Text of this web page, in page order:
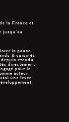
la France et
jusqu’au
la pause
& cuisinés
étendu
directement
pour le
acteur
une levée